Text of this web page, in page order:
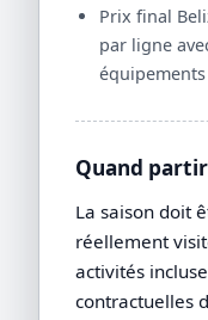
Prix final
par ligne
Quand
La saison doit
réellement
activités
contractuelles